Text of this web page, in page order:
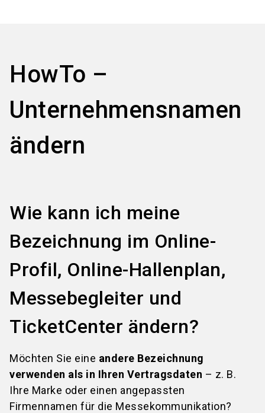
HowTo –
Unternehmensnamen
ändern
Wie kann ich meine
Bezeichnung im Online-
Profil, Online-Hallenplan,
Messebegleiter und
TicketCenter ändern?
Möchten Sie eine andere Bezeichnung
verwenden als in Ihren Vertragsdaten – z. B.
Ihre Marke oder einen angepassten
Firmennamen für die Messekommunikation?